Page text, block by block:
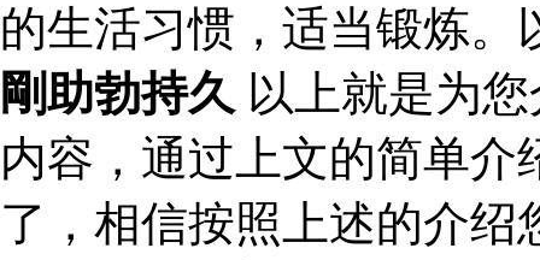
的生活习惯，适当锻炼
剛助勃持久 以上就是为
内容，通过上文的简单
了，相信按照上述的介